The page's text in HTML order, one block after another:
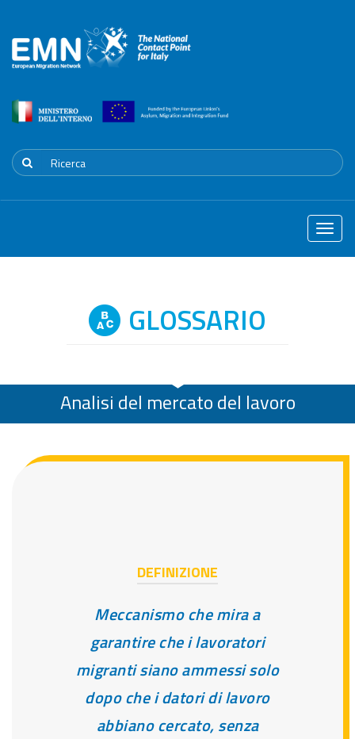
Toggle
GLOSSARIO
Analisi del mercato del lavoro
DEFINIZIONE
Meccanismo che mira a
garantire che i lavoratori
migranti siano ammessi solo
dopo che i datori di lavoro
abbiano cercato, senza